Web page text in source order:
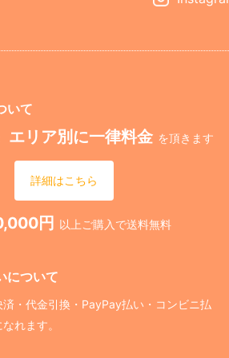
いて
エリア別に一律料金 を頂きます
詳細はこちら
円 以上ご購入で送料無料
について
済・代金引換・PayPay払い・コンビニ払
れます。